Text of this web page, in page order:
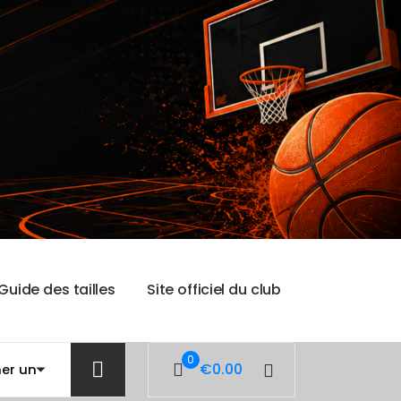
uide des tailles Site officiel du club
0 €0.00